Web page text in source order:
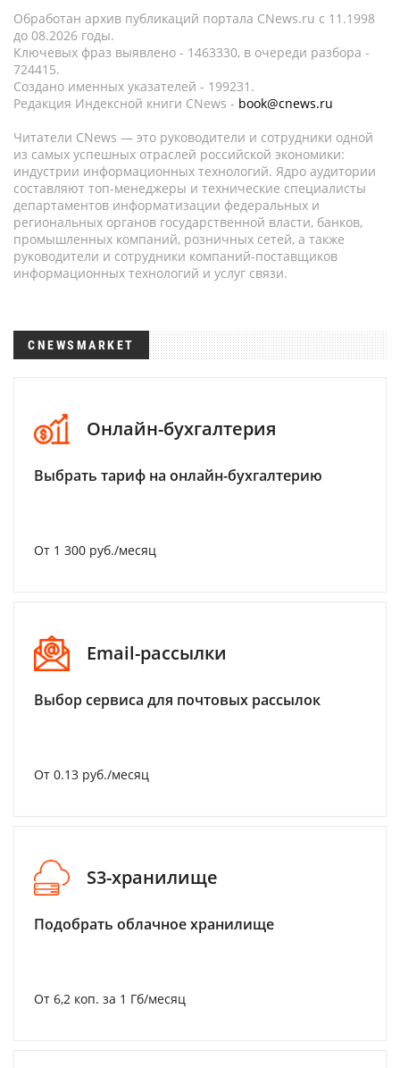
Обработан архив публикаций портала CNews.ru c 11.1998
до 08.2026 годы.
Ключевых фраз выявлено - 1463330, в очереди разбора -
724415.
Создано именных указателей - 199231.
Редакция Индексной книги CNews - book@cnews.ru
Читатели CNews — это руководители и сотрудники одной
из самых успешных отраслей российской экономики:
индустрии информационных технологий. Ядро аудитории
составляют топ-менеджеры и технические специалисты
департаментов информатизации федеральных и
региональных органов государственной власти, банков,
промышленных компаний, розничных сетей, а также
руководители и сотрудники компаний-поставщиков
информационных технологий и услуг связи.
CNEWSMARKET
Онлайн-бухгалтерия
Выбрать тариф на онлайн-бухгалтерию
От 1 300 руб./месяц
Email-рассылки
Выбор сервиса для почтовых рассылок
От 0.13 руб./месяц
S3-хранилище
Подобрать облачное хранилище
От 6,2 коп. за 1 Гб/месяц